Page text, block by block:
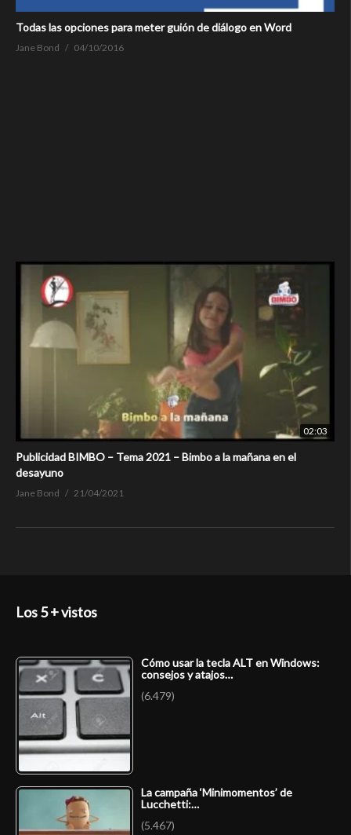
Todas las opciones para meter guión de diálogo en Word
Jane Bond 04/10/2016
02:03
Publicidad BIMBO – Tema 2021 – Bimbo a la mañana en el
desayuno
Jane Bond 21/04/2021
Los 5 + vistos
Cómo usar la tecla ALT en Windows:
consejos y atajos…
(6.479)
La campaña ‘Minimomentos’ de
Lucchetti:…
(5.467)